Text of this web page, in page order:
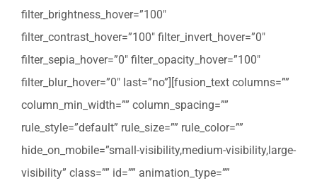
filter_brightness_hover=”100″
filter_contrast_hover=”100″ filter_invert_hover=”0″
filter_sepia_hover=”0″ filter_opacity_hover=”100″
filter_blur_hover=”0″ last=”no”][fusion_text columns=””
column_min_width=”” column_spacing=””
rule_style=”default” rule_size=”” rule_color=””
hide_on_mobile=”small-visibility,medium-visibility,large-
visibility” class=”” id=”” animation_type=””